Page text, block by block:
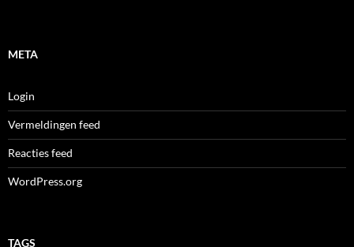
META
Login
Vermeldingen feed
Reacties feed
WordPress.org
TAGS